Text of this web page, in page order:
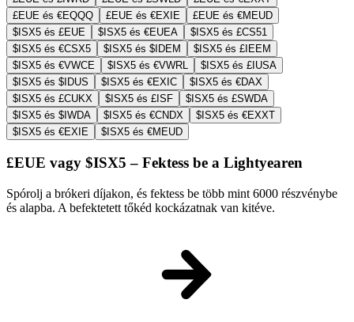
£EUE és €EQQQ
£EUE és €EXIE
£EUE és €MEUD
$ISX5 és £EUE
$ISX5 és €EUEA
$ISX5 és £CS51
$ISX5 és €CSX5
$ISX5 és $IDEM
$ISX5 és £IEEM
$ISX5 és €VWCE
$ISX5 és €VWRL
$ISX5 és £IUSA
$ISX5 és $IDUS
$ISX5 és €EXIC
$ISX5 és €DAX
$ISX5 és £CUKX
$ISX5 és £ISF
$ISX5 és £SWDA
$ISX5 és $IWDA
$ISX5 és €CNDX
$ISX5 és €EXXT
$ISX5 és €EXIE
$ISX5 és €MEUD
£EUE vagy $ISX5 – Fektess be a Lightyearen
Spórolj a brókeri díjakon, és fektess be több mint 6000 részvénybe
és alapba. A befektetett tőkéd kockázatnak van kitéve.